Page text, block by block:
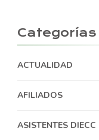
Categorías
ACTUALIDAD
AFILIADOS
ASISTENTES DIECC